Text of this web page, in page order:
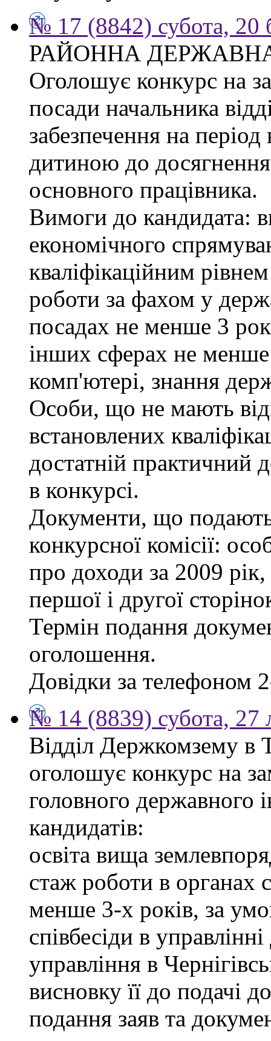
№ 17 (8842) субота, 20
РАЙОННА
Оголошує конкурс на
посади начальника
забезпечення на
дитиною до
основного працівника.
Вимоги до кандидата:
економічного
кваліфікаційним
роботи за фахом у
посадах не менше 3
інших сферах не
комп'ютері, знання
Особи, що не мають
встановлених
достатній практичний
в конкурсі.
Документи, що
конкурсної комісії:
про доходи за 2009 рік,
першої і другої
Термін подання
оголошення.
Довідки за телефоном
№ 14 (8839) субота, 27
Відділ Держкомзему в
оголошує конкурс на
головного державного
кандидатів:
освіта вища
стаж роботи в органах
менше 3-х років, за
співбесіди в
управління в
висновку її до подачі
подання заяв та